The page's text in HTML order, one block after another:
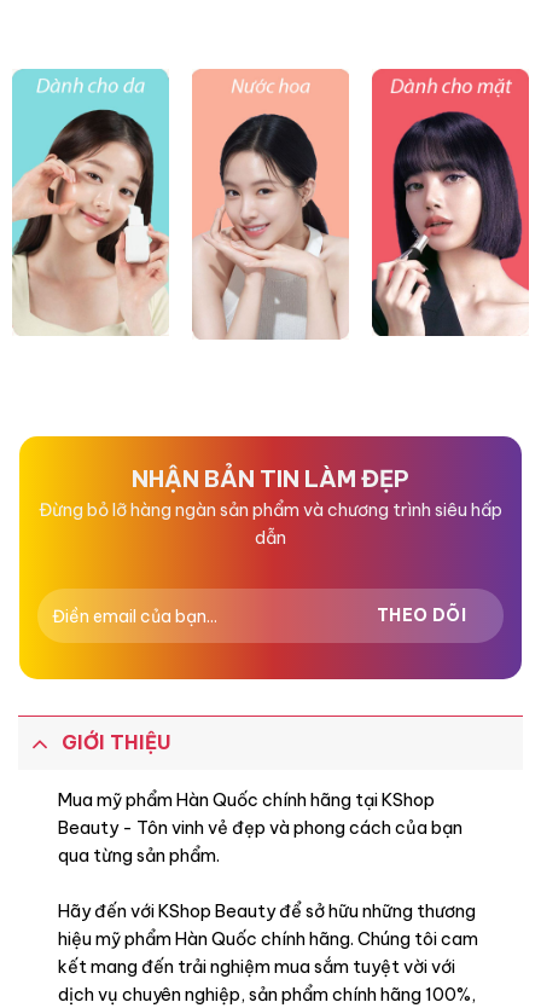
NHẬN BẢN TIN LÀM ĐẸP
Đừng bỏ lỡ hàng ngàn sản phẩm và chương trình siêu hấp
dẫn
GIỚI THIỆU
Mua mỹ phẩm Hàn Quốc chính hãng tại KShop
Beauty - Tôn vinh vẻ đẹp và phong cách của bạn
qua từng sản phẩm.
Hãy đến với KShop Beauty để sở hữu những thương
hiệu mỹ phẩm Hàn Quốc chính hãng. Chúng tôi cam
kết mang đến trải nghiệm mua sắm tuyệt vời với
dịch vụ chuyên nghiệp, sản phẩm chính hãng 100%,